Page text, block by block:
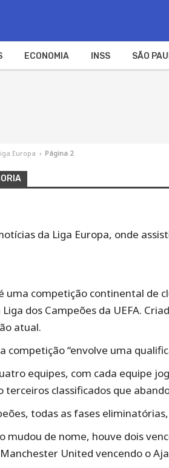
ECONOMIA INSS SÃO
Europa › Página 2
da Liga Europa, onde
uma competição continental de
dos Campeões da UEFA.
atual.
competição “envolve uma
equipes, com cada equipe
terceiros classificados que
todas as fases
mudou de nome, houve dois
United vencendo o